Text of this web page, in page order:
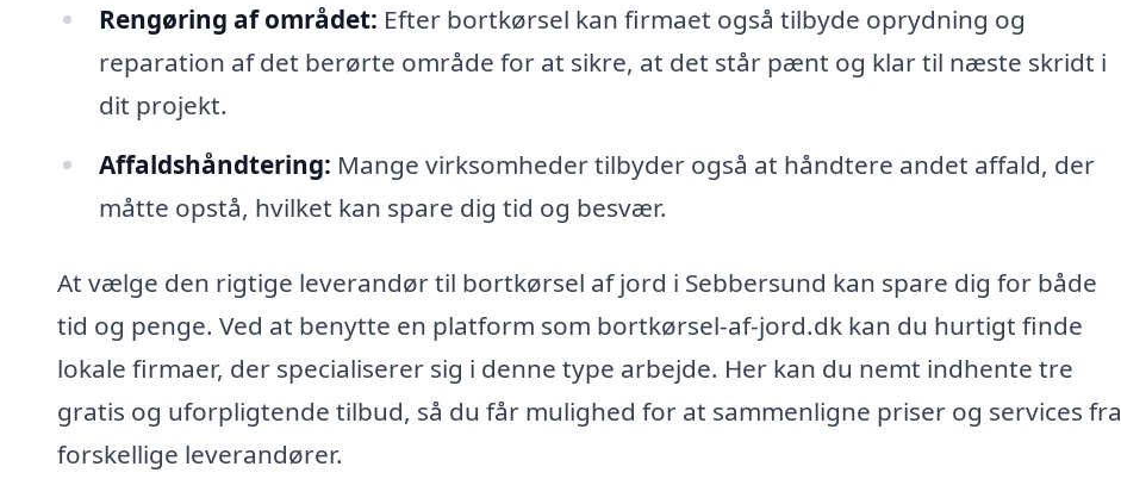
Rengøring af området: Efter bortkørsel kan firmaet også tilbyde oprydning og
reparation af det berørte område for at sikre, at det står pænt og klar til næste skridt i
dit projekt.
Affaldshåndtering: Mange virksomheder tilbyder også at håndtere andet affald, der
måtte opstå, hvilket kan spare dig tid og besvær.
At vælge den rigtige leverandør til bortkørsel af jord i Sebbersund kan spare dig for både
tid og penge. Ved at benytte en platform som bortkørsel-af-jord.dk kan du hurtigt finde
lokale firmaer, der specialiserer sig i denne type arbejde. Her kan du nemt indhente tre
gratis og uforpligtende tilbud, så du får mulighed for at sammenligne priser og services fra
forskellige leverandører.